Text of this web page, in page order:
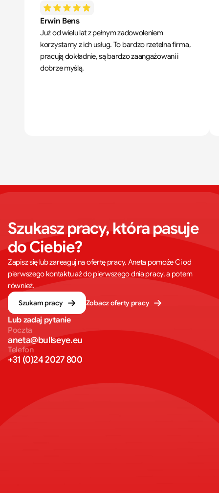
Erwin Bens
Już od wielu lat z pełnym zadowoleniem
korzystamy z ich usług. To bardzo rzetelna firma,
pracują dokładnie, są bardzo zaangażowani i
dobrze myślą.
Szukasz pracy, która pasuje
do Ciebie?
Zapisz się lub zareaguj na ofertę pracy. Aneta pomoże Ci od
pierwszego kontaktu aż do pierwszego dnia pracy, a potem
również.
Szukam pracy
Zobacz oferty pracy
Lub zadaj pytanie
Poczta
aneta@bullseye.eu
Telefon
+31 (0)24 2027 800